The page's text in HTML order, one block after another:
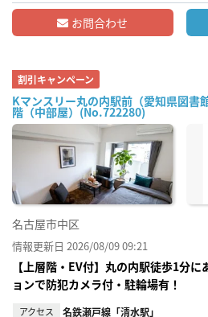
お問合わせ
割引キャンペーン
Kマンスリー丸の内駅前（愛知県図書
階（中部屋）(No.722280)
名古屋市中区
情報更新日 2026/08/09 09:21
【上層階・EV付】丸の内駅徒歩1分
ョンで防犯カメラ付・駐輪場有！
アクセス 名鉄瀬戸線「清水駅」